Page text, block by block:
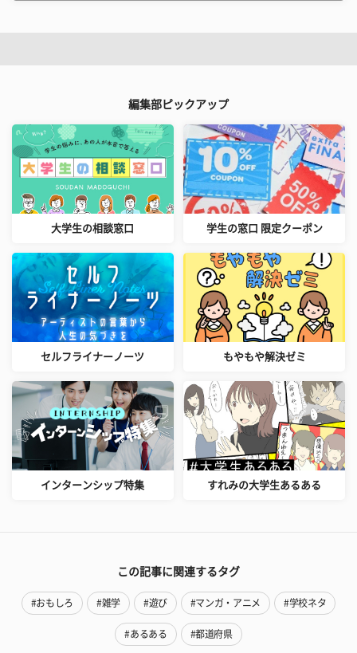
編集部ピックアップ
大学生の相談窓口 学生の窓口 限定クーポン
セルフライナーノーツ もやもや解決ゼミ
インターンシップ特集 すれみの大学生あるある
この記事に関連するタグ
#おもしろ #雑学 #遊び #マンガ・アニメ #学校ネタ
#あるある #都道府県